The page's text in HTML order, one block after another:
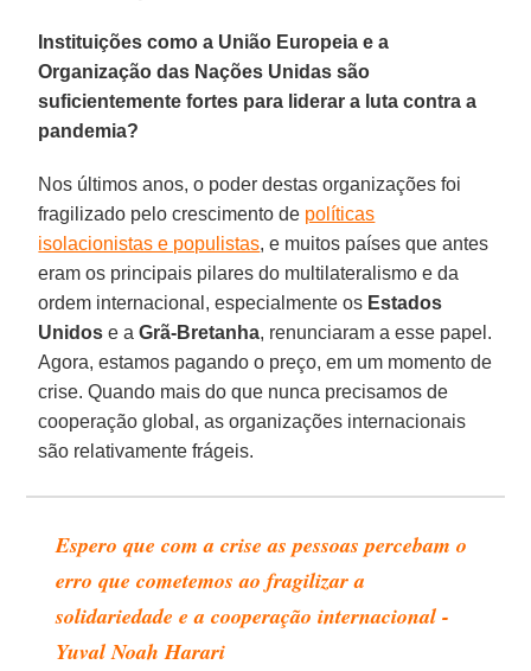
Instituições como a União Europeia e a
Organização das Nações Unidas são
suficientemente fortes para liderar a luta contra a
pandemia?
Nos últimos anos, o poder destas organizações foi
fragilizado pelo crescimento de políticas
isolacionistas e populistas, e muitos países que antes
eram os principais pilares do multilateralismo e da
ordem internacional, especialmente os Estados
Unidos e aGrã-Bretanha, renunciaram a esse papel.
Agora, estamos pagando o preço, em um momento de
crise. Quando mais do que nunca precisamos de
cooperação global, as organizações internacionais
são relativamente frágeis.
Espero que com a crise as pessoas percebam o
erro que cometemos ao fragilizar a
solidariedade e a cooperação internacional -
Yuval Noah Harari